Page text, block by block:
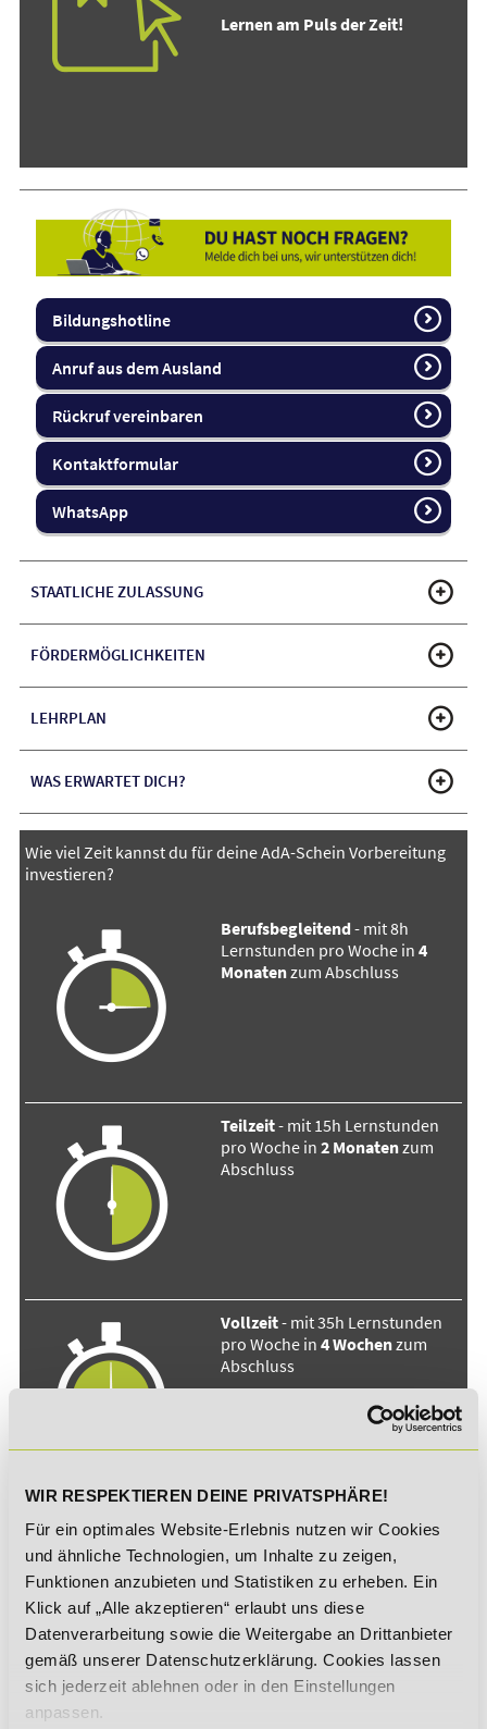
WIR RESPEKTIEREN DEINE PRIVATSPHÄRE!
Für ein optimales Website-Erlebnis nutzen wir Cookies
und ähnliche Technologien, um Inhalte zu zeigen,
Funktionen anzubieten und Statistiken zu erheben. Ein
Klick auf „Alle akzeptieren“ erlaubt uns diese
Datenverarbeitung sowie die Weitergabe an Drittanbieter
gemäß unserer Datenschutzerklärung. Cookies lassen
sich jederzeit ablehnen oder in den Einstellungen
anpassen.
Lernen am Puls der Zeit!
Bildungshotline
Anruf aus dem Ausland
Rückruf vereinbaren
Kontaktformular
WhatsApp
STAATLICHE ZULASSUNG
FÖRDERMÖGLICHKEITEN
LEHRPLAN
WAS ERWARTET DICH?
Wie viel Zeit kannst du für deine AdA-Schein Vorbereitung
investieren?
Berufsbegleitend - mit 8h
Lernstunden pro Woche in 4
Monatenzum Abschluss
Teilzeit- mit 15h Lernstunden
pro Woche in 2 Monatenzum
Abschluss
Vollzeit- mit 35h Lernstunden
pro Woche in 4 Wochenzum
Abschluss
Unabhängig von der zeitlichen Variante passt sich dein
Online-Fernlehrgang individuell deinem Lerntempo an -
ohne Mehrkosten!
DEINE VORTEILE IM ÜBERBLICK
DEIN ZERTIFIKAT